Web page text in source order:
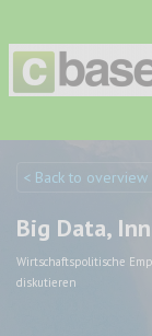
Discuto
Discuto
< Back to overview
Big Data,
Wirtschaftspolitische
diskutieren